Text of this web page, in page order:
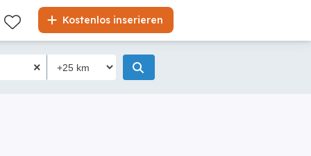
Kostenlos inserieren